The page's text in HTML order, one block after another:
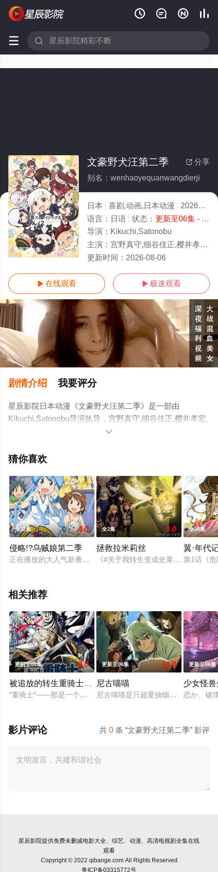
   
 
更新至06集
 分享
文豪野犬汪第二季
别名：wenhaoyequanwangdierji
日本 喜剧,动画,日本动漫 2026
5.0
语言： 日语 状态： 更新至06集- 免费在线观看
导演： Kikuchi,Satonobu
主演： 宫野真守,细谷佳正,樱井孝宏,诸星堇,石田彰,子安武人,森川智之,福山润,梶裕贵,花泽香菜,大塚明夫,小野贤章,植田佳奈,小市真
更新时间： 2026-08-06
 在线观看  极速观看
剧情介绍 我要评分
星辰影院日本动漫《文豪野犬汪第二季》是一部由
Kikuchi,Satonobu导演执导，宫野真守,细谷佳正,樱井孝宏,
诸星堇,石田彰,子安武人,森川智之,福山润,梶裕贵,花泽香菜,
座上洋平,千叶翔也,林勇,上村祐翔等明星演员精彩演绎的日
辰电影网，更多剧情信息可移步至豆瓣动漫、电视猫或剧
情网等平台了解。

猜你喜欢
全12集 4.0
侵略!?乌贼娘第二季
正在播放的大人气新番动画「侵略!乌贼娘」马上就将完结了。
全2集 3.0
拯救拉米莉丝
《#关于我转生变成史莱姆这档事#
全26集
翼·年代
第1话《
相关推荐
更新至06集 9.0
被追放的转生重骑士用游戏知识开无双
“重骑士”——那是一个以防御为主，吸引敌人攻击以保护队友的
更新至06集 10.0
尼古喵喵
尼古喵喵是只超爱抽烟的废物兽人！
更新至06集
少女怪
恋か、破
共0 条 “文豪野犬汪第二季” 影评
影片评论
星辰影院提供免费未删减电影大全、综艺、动漫、高清电视剧全集在线
观看
Copyright © 2022 qibange.com All Rights Reserved
鲁ICP备03315772号